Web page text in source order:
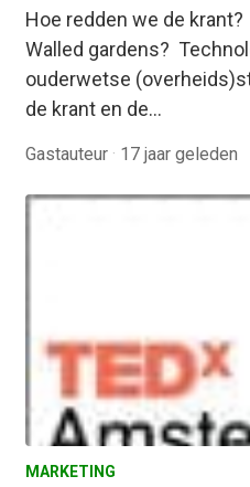
Hoe redden we de
Walled gardens?
ouderwetse
de krant en de…
Gastauteur · 17 jaar geleden
MARKETING